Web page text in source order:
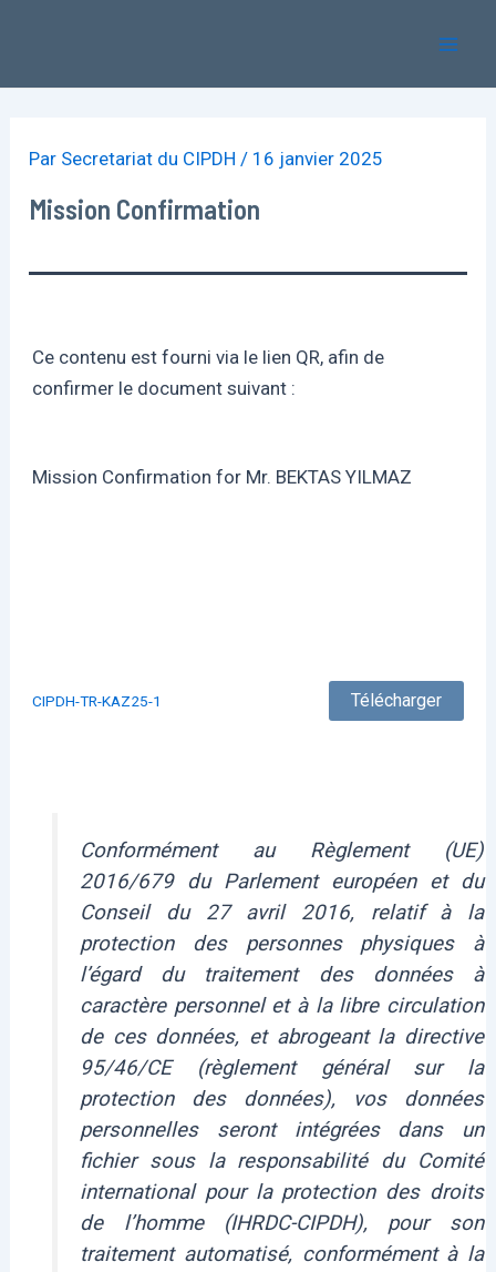
Par Secretariat du CIPDH/ 16 janvier 2025
Mission Confirmation
Ce contenu est fourni via le lien QR, afin de
confirmer le document suivant :
Mission Confirmation for Mr. BEKTAS YILMAZ
CIPDH-TR-KAZ25-1 Télécharger
Conformément au Règlement (UE)
2016/679 du Parlement européen et du
Conseil du 27 avril 2016, relatif à la
protection des personnes physiques à
l’égard du traitement des données à
caractère personnel et à la libre circulation
de ces données, et abrogeant la directive
95/46/CE (règlement général sur la
protection des données), vos données
personnelles seront intégrées dans un
fichier sous la responsabilité du Comité
international pour la protection des droits
de l’homme (IHRDC-CIPDH), pour son
traitement automatisé, conformément à la